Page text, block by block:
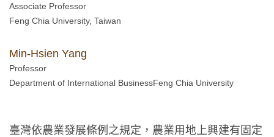
Associate Professor
Feng Chia University, Taiwan
Min-Hsien Yang
Professor
Department of International BusinessFeng Chia University
臺灣依農業發展條例之規定，農業用地上興建有固定